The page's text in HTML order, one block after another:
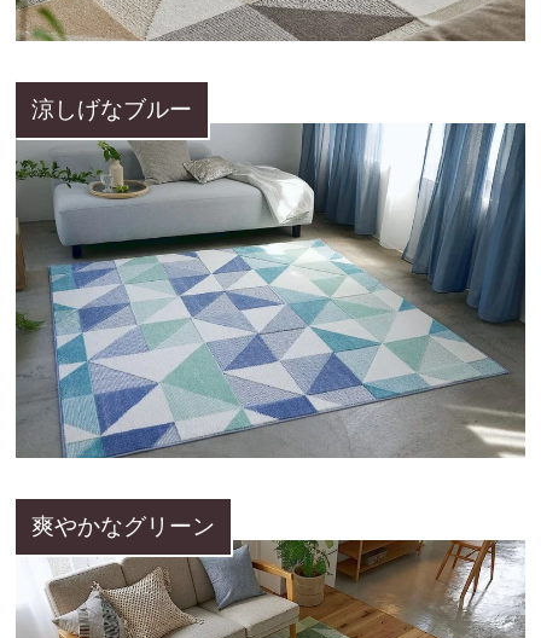
涼しげなブルー
爽やかなグリーン